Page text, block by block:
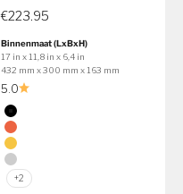
€223.95
Binnenmaat (LxBxH)
17 in x 11,8 in x 6,4 in
432 mm x 300 mm x 163 mm
5.0
Kleur
Zwart
Oranje
Geel
Zilver
+2